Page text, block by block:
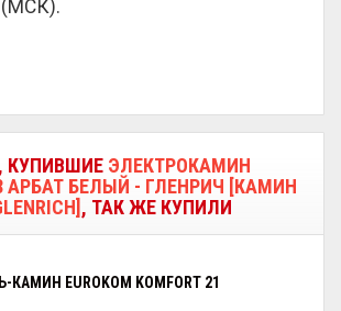
(МСК).
КУПИВШИЕ ЭЛЕКТРОКАМИН
АРБАТ БЕЛЫЙ - ГЛЕНРИЧ [КАМИН
, ТАК ЖЕ КУПИЛИ
КАМИН EUROKOM KOMFORT 21